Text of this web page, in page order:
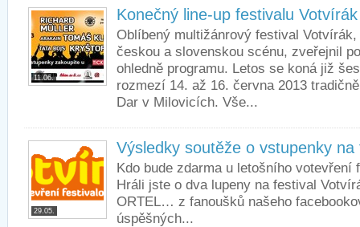
11.06.
Konečný line-up festivalu
Oblíbený multižánrový festival
českou a slovenskou scénu, zveřejnil
ohledně programu. Letos se koná již
rozmezí 14. až 16. června 2013
Dar v Milovicích. Vše...
29.05.
Výsledky soutěže o vstupenky
Kdo bude zdarma u letošního votevření
Hráli jste o dva lupeny na festival
ORTEL… z fanoušků našeho
úspěšných...